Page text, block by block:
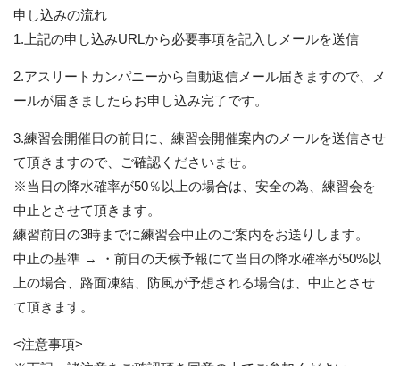
申し込みの流れ
1.上記の申し込みURLから必要事項を記入しメールを送信
2.アスリートカンパニーから自動返信メール届きますので、メ
ールが届きましたらお申し込み完了です。
3.練習会開催日の前日に、練習会開催案内のメールを送信させ
て頂きますので、ご確認くださいませ。
※当日の降水確率が50％以上の場合は、安全の為、練習会を
中止とさせて頂きます。
練習前日の3時までに練習会中止のご案内をお送りします。
中止の基準 → ・前日の天候予報にて当日の降水確率が50%以
上の場合、路面凍結、防風が予想される場合は、中止とさせ
て頂きます。
<注意事項>